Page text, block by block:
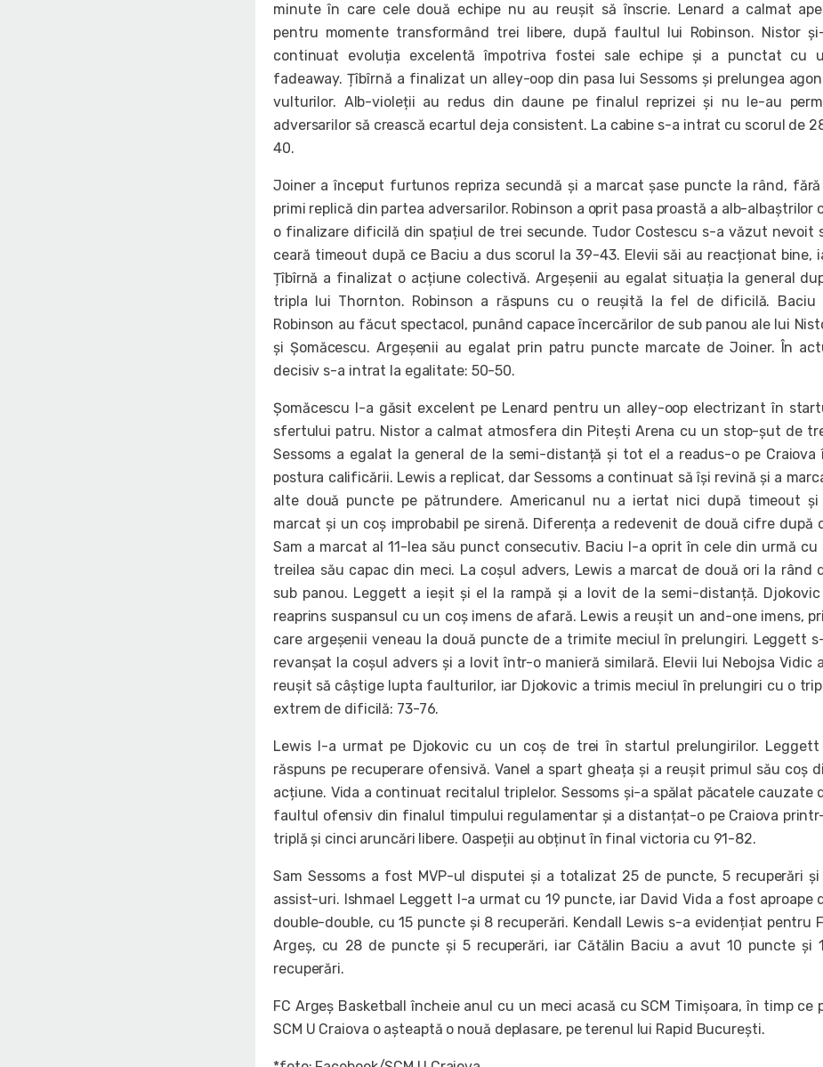
minute în care cele două echipe nu au reușit să înscrie. Lenard a calmat
pentru momente transformând trei libere, după faultul lui Robinson. Nistor
continuat evoluția excelentă împotriva fostei sale echipe și a punctat cu
fadeaway. Țîbîrnă a finalizat un alley-oop din pasa lui Sessoms și prelungea
vulturilor. Alb-violeții au redus din daune pe finalul reprizei și nu le-au
adversarilor să crească ecartul deja consistent. La cabine s-a intrat cu scorul de
40.
Joiner a început furtunos repriza secundă și a marcat șase puncte la rând, fără
primi replică din partea adversarilor. Robinson a oprit pasa proastă a alb-albaștrilor
o finalizare dificilă din spațiul de trei secunde. Tudor Costescu s-a văzut nevoit
ceară timeout după ce Baciu a dus scorul la 39-43. Elevii săi au reacționat bine,
Țîbîrnă a finalizat o acțiune colectivă. Argeșenii au egalat situația la general
tripla lui Thornton. Robinson a răspuns cu o reușită la fel de dificilă. Baciu
Robinson au făcut spectacol, punând capace încercărilor de sub panou ale lui
și Șomăcescu. Argeșenii au egalat prin patru puncte marcate de Joiner. În
decisiv s-a intrat la egalitate: 50-50.
Șomăcescu l-a găsit excelent pe Lenard pentru un alley-oop electrizant în
sfertului patru. Nistor a calmat atmosfera din Pitești Arena cu un stop-șut de
Sessoms a egalat la general de la semi-distanță și tot el a readus-o pe Craiova
postura calificării. Lewis a replicat, dar Sessoms a continuat să își revină și a
alte două puncte pe pătrundere. Americanul nu a iertat nici după timeout și
marcat și un coș improbabil pe sirenă. Diferența a redevenit de două cifre după
Sam a marcat al 11-lea său punct consecutiv. Baciu l-a oprit în cele din urmă cu
treilea său capac din meci. La coșul advers, Lewis a marcat de două ori la rând
sub panou. Leggett a ieșit și el la rampă și a lovit de la semi-distanță. Djokovic
reaprins suspansul cu un coș imens de afară. Lewis a reușit un and-one imens,
care argeșenii veneau la două puncte de a trimite meciul în prelungiri. Leggett
revanșat la coșul advers și a lovit într-o manieră similară. Elevii lui Nebojsa Vidic
reușit să câștige lupta faulturilor, iar Djokovic a trimis meciul în prelungiri cu o
extrem de dificilă: 73-76.
Lewis l-a urmat pe Djokovic cu un coș de trei în startul prelungirilor. Leggett
răspuns pe recuperare ofensivă. Vanel a spart gheața și a reușit primul său coș
acțiune. Vida a continuat recitalul triplelor. Sessoms și-a spălat păcatele cauzate
faultul ofensiv din finalul timpului regulamentar și a distanțat-o pe Craiova
triplă și cinci aruncări libere. Oaspeții au obținut în final victoria cu 91-82.
Sam Sessoms a fost MVP-ul disputei și a totalizat 25 de puncte, 5 recuperări și
assist-uri. Ishmael Leggett l-a urmat cu 19 puncte, iar David Vida a fost aproape
double-double, cu 15 puncte și 8 recuperări. Kendall Lewis s-a evidențiat pentru
Argeș, cu 28 de puncte și 5 recuperări, iar Cătălin Baciu a avut 10 puncte și
recuperări.
FC Argeș Basketball încheie anul cu un meci acasă cu SCM Timișoara, în timp ce
SCM U Craiova o așteaptă o nouă deplasare, pe terenul lui Rapid București.